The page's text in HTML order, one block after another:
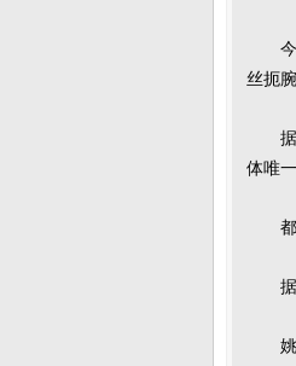
丝扼
体唯